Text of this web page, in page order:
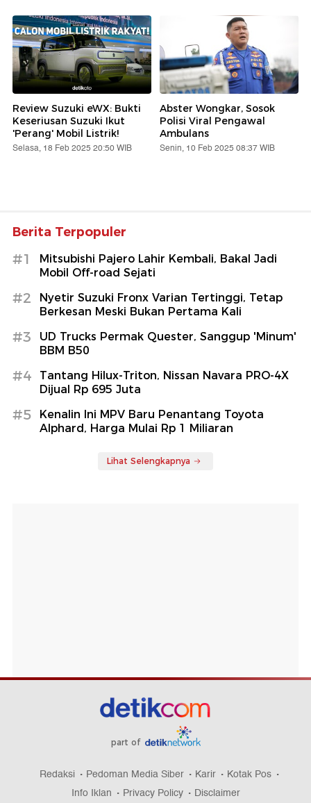
Review Suzuki eWX: Bukti
Keseriusan Suzuki Ikut
'Perang' Mobil Listrik!
Selasa, 18 Feb 2025 20:50 WIB
Abster Wongkar, Sosok
Polisi Viral Pengawal
Ambulans
Senin, 10 Feb 2025 08:37 WIB
Berita Terpopuler
#1
Mitsubishi Pajero Lahir Kembali, Bakal Jadi
Mobil Off-road Sejati
#2
Nyetir Suzuki Fronx Varian Tertinggi, Tetap
Berkesan Meski Bukan Pertama Kali
#3
UD Trucks Permak Quester, Sanggup 'Minum'
BBM B50
#4
Tantang Hilux-Triton, Nissan Navara PRO-4X
Dijual Rp 695 Juta
#5
Kenalin Ini MPV Baru Penantang Toyota
Alphard, Harga Mulai Rp 1 Miliaran
Lihat Selengkapnya
part of
Redaksi Pedoman Media Siber Karir
Kotak Pos
Info Iklan
Privacy Policy Disclaimer